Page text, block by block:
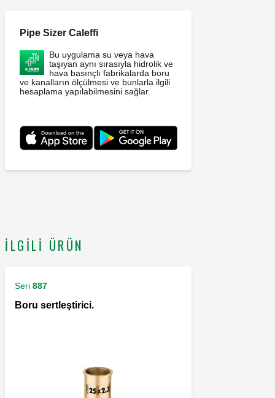
Pipe Sizer Caleffi
Bu uygulama su veya hava
taşıyan aynı sırasıyla hidrolik ve
hava basınçlı fabrikalarda boru
ve kanalların ölçülmesi ve bunlarla ilgili
hesaplama yapılabilmesini sağlar.
İLGILI ÜRÜN
Seri 887
Boru sertleştirici.